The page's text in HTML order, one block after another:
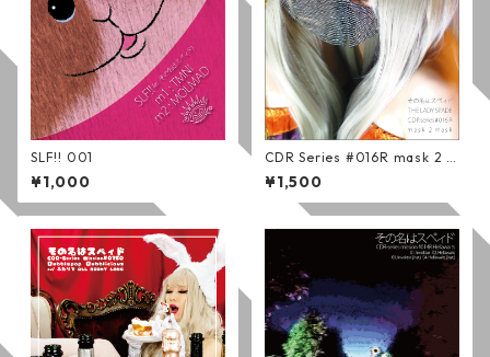
SLF!! 001
¥1,000
CDR Series #016R mask 2 m
ask (通常版)
¥1,500